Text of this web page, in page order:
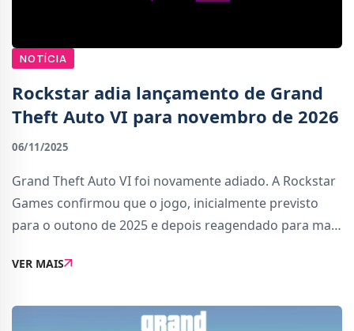
NOTÍCIA
Rockstar adia lançamento de Grand
Theft Auto VI para novembro de 2026
06/11/2025
Grand Theft Auto VI foi novamente adiado. A Rockstar
Games confirmou que o jogo, inicialmente previsto
para o outono de 2025 e depois reagendado para maio
2026. O título estará inicialmente disponí
VER MAIS